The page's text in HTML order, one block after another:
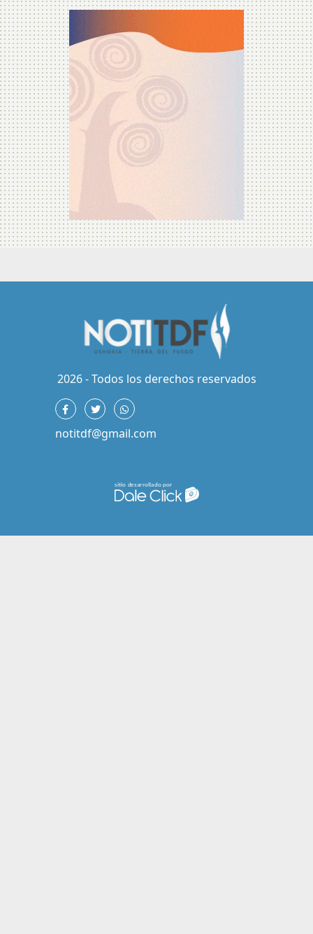
2026 - Todos los derechos reservados
notitdf@gmail.com